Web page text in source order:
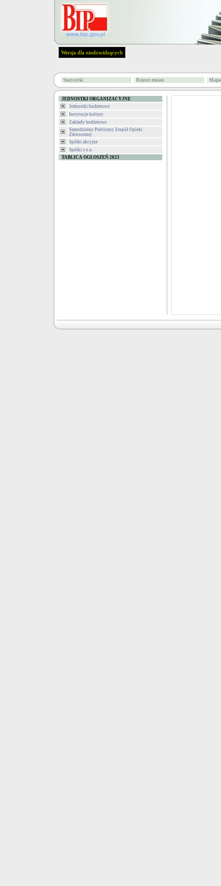
Wersja dla niedowidzących
Statystyki Rejestr zmian
JEDNOSTKI ORGANIZACYJNE
Jednostki budżetowe
Instytucje kultury
Zakłady budżetowe
Samodzielny Publiczny Zespół Opieki
Zdrowotnej
Spółki akcyjne
Spółki z o.o.
TABLICA OGŁOSZEŃ 2023